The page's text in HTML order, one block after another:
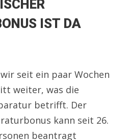
IST DA
seit ein paar Wochen
weiter, was die
betrifft. Der
kann seit 26.
beantragt